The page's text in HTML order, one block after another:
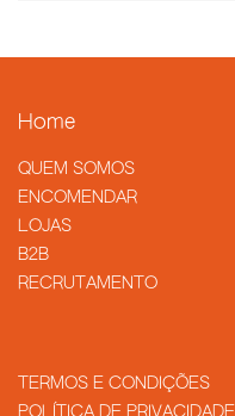
Home
QUEM SOMOS
​ENCOMENDAR
LOJAS
B2B
RECRUTAMENTO
TERMOS E CONDIÇÕES